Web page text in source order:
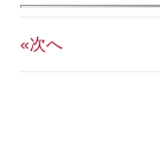
«次へ